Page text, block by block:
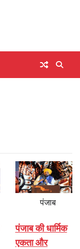
पंजाब
पंजाब की धार्मिक
एकता और